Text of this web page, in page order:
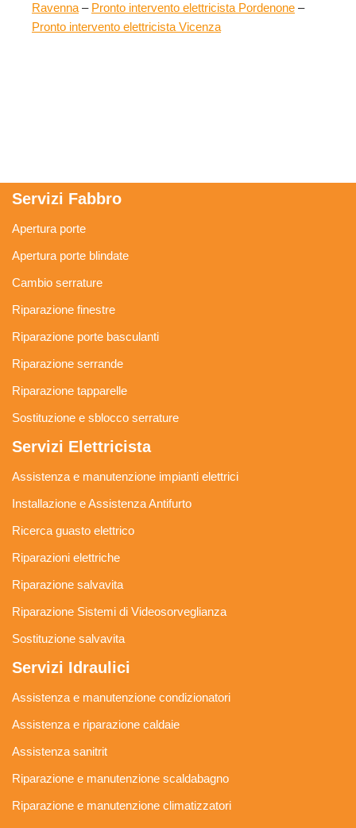
Ravenna – Pronto intervento elettricista Pordenone –
Pronto intervento elettricista Vicenza
Servizi Fabbro
Apertura porte
Apertura porte blindate
Cambio serrature
Riparazione finestre
Riparazione porte basculanti
Riparazione serrande
Riparazione tapparelle
Sostituzione e sblocco serrature
Servizi Elettricista
Assistenza e manutenzione impianti elettrici
Installazione e Assistenza Antifurto
Ricerca guasto elettrico
Riparazioni elettriche
Riparazione salvavita
Riparazione Sistemi di Videosorveglianza
Sostituzione salvavita
Servizi Idraulici
Assistenza e manutenzione condizionatori
Assistenza e riparazione caldaie
Assistenza sanitrit
Riparazione e manutenzione scaldabagno
Riparazione e manutenzione climatizzatori